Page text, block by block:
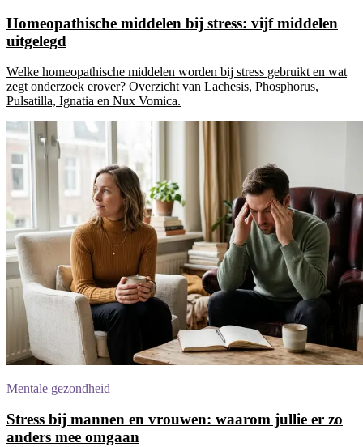
Homeopathische middelen bij stress: vijf middelen
uitgelegd
Welke homeopathische middelen worden bij stress gebruikt en wat
zegt onderzoek erover? Overzicht van Lachesis, Phosphorus,
Pulsatilla, Ignatia en Nux Vomica.
Mentale gezondheid
Stress bij mannen en vrouwen: waarom jullie er zo
anders mee omgaan